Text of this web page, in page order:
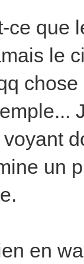
ce que
le
un
en